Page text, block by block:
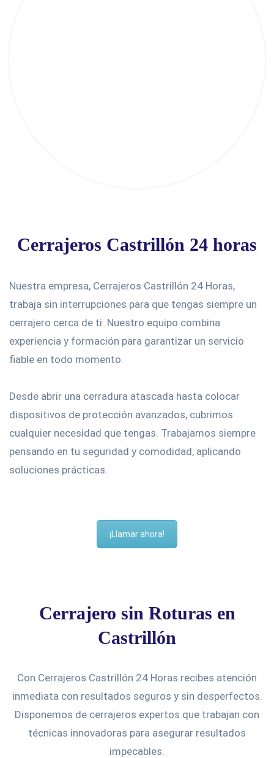
Cerrajeros Castrillón 24 horas
Nuestra empresa, Cerrajeros Castrillón 24 Horas,
trabaja sin interrupciones para que tengas siempre un
cerrajero cerca de ti. Nuestro equipo combina
experiencia y formación para garantizar un servicio
fiable en todo momento.
Desde abrir una cerradura atascada hasta colocar
dispositivos de protección avanzados, cubrimos
cualquier necesidad que tengas. Trabajamos siempre
pensando en tu seguridad y comodidad, aplicando
soluciones prácticas.
¡Llamar ahora!
Cerrajero sin Roturas en
Castrillón
Con Cerrajeros Castrillón 24 Horas recibes atención
inmediata con resultados seguros y sin desperfectos.
Disponemos de cerrajeros expertos que trabajan con
técnicas innovadoras para asegurar resultados
impecables.